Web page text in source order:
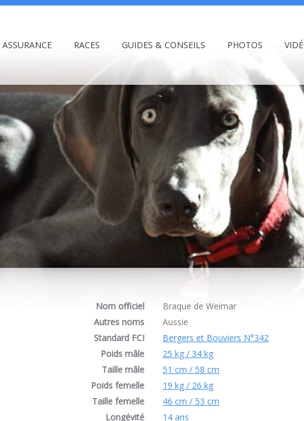
ASSURANCE RACES GUIDES & CONSEILS PHOTOS
Nom officiel
Autres noms
Standard FCI
Poids mâle
Taille mâle
Poids femelle
Taille femelle
Longévité
Braque de Weimar
Aussie
Bergers et Bouviers N°342
25 kg / 34 kg
51 cm / 58 cm
19 kg / 26 kg
46 cm / 53 cm
14 ans